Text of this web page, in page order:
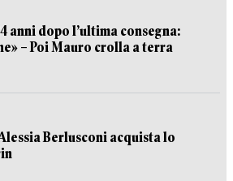
anni dopo l’ultima consegna:
– Poi Mauro crolla a terra
Berlusconi acquista lo